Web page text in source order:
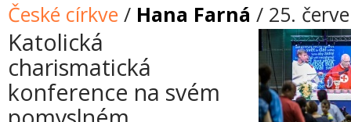
České církve / Hana Farná / 25.
Katolická
charismatická
konference na svém